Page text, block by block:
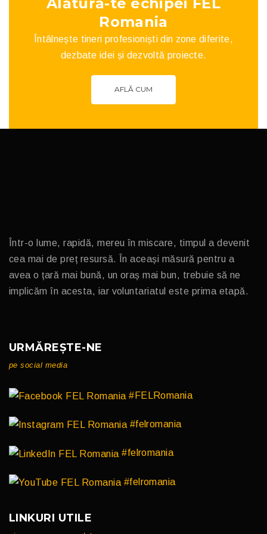
Romania
Întâlnește tineri profesioniști din zone diferite,
dezbate idei și dezvoltă proiecte.
AFLĂ CUM
Într-o lume, rapidă, mereu în miscare, timpul a devenit
cea mai de preț resursă. În aceași măsură pentru a
avea o țară mai bună, un oraș mai bun, trebuie să ne
implicăm în acesta, iar voluntariatul este prima etapă.
URMĂREȘTE-NE
pe social media
#FELRomania
#felromania
#felromania
#felromania
LINKURI UTILE